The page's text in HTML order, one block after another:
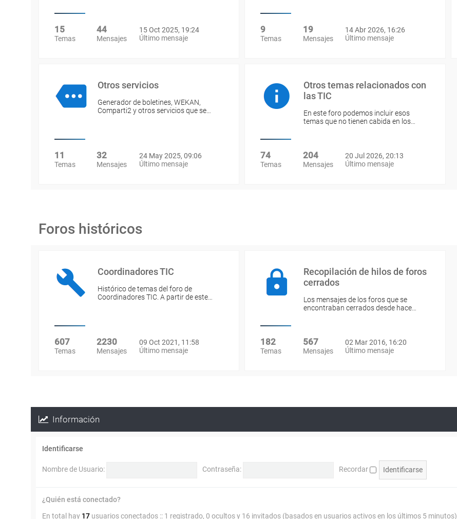
15
Temas
44
Mensajes
15 Oct 2025, 19:24
Último mensaje
9
Temas
19
Mensajes
14 Abr 2026, 16:26
Último mensaje
Otros servicios
Generador de boletines, WEKAN,
Comparti2 y otros servicios que se…
11
Temas
32
Mensajes
24 May 2025, 09:06
Último mensaje
Otros temas relacionados con
las TIC
En este foro podemos incluir esos
temas que no tienen cabida en los…
74
Temas
204
Mensajes
20 Jul 2026, 20:13
Último mensaje
Foros históricos
Coordinadores TIC
Histórico de temas del foro de
Coordinadores TIC. A partir de este…
607
Temas
2230
Mensajes
09 Oct 2021, 11:58
Último mensaje
Recopilación de hilos de foros
cerrados
Los mensajes de los foros que se
encontraban cerrados desde hace…
182
Temas
567
Mensajes
02 Mar 2016, 16:20
Último mensaje
Información
Identificarse
Nombre de Usuario: Contraseña: Recordar
¿Quién está conectado?
En total hay 17 usuarios conectados :: 1 registrado, 0 ocultos y 16 invitados (basados en usuarios activos en los últimos 5 minutos)